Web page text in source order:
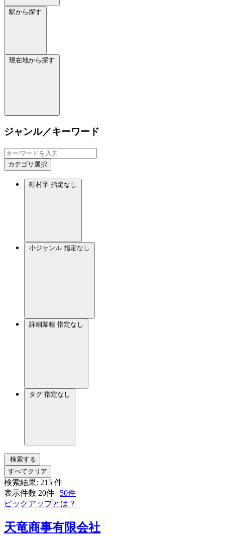
駅から探す
現在地から探す
ジャンル／キーワード
カテゴリ選択
町村字 指定なし
小ジャンル 指定なし
詳細業種 指定なし
タグ 指定なし
検索する
すべてクリア
検索結果: 215 件
表示件数 20件 | 50件
ピックアップとは？
天竜商事有限会社